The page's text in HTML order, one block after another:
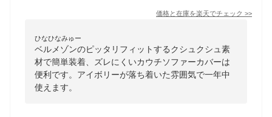
価格と在庫を楽天でチェック >>
ひなひなみゅー
ベルメゾンのピッタリフィットするクシュクシュ素
材で簡単装着、ズレにくいカウチソファーカバーは
便利です。アイボリーが落ち着いた雰囲気で一年中
使えます。